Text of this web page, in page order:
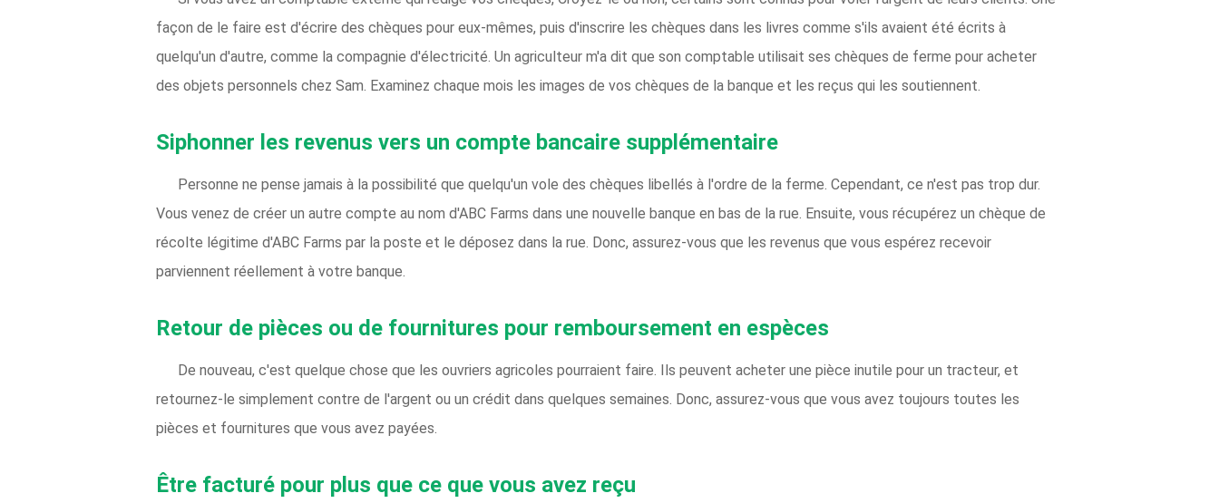
façon de le faire est d'écrire des chèques pour eux-mêmes, puis d'inscrire les chèques dans les livres comme s'ils avaient été écrits à
quelqu'un d'autre, comme la compagnie d'électricité. Un agriculteur m'a dit que son comptable utilisait ses chèques de ferme pour acheter
des objets personnels chez Sam. Examinez chaque mois les images de vos chèques de la banque et les reçus qui les soutiennent.
Siphonner les revenus vers un compte bancaire supplémentaire
Personne ne pense jamais à la possibilité que quelqu'un vole des chèques libellés à l'ordre de la ferme. Cependant, ce n'est pas trop dur.
Vous venez de créer un autre compte au nom d'ABC Farms dans une nouvelle banque en bas de la rue. Ensuite, vous récupérez un chèque de
récolte légitime d'ABC Farms par la poste et le déposez dans la rue. Donc, assurez-vous que les revenus que vous espérez recevoir
parviennent réellement à votre banque.
Retour de pièces ou de fournitures pour remboursement en espèces
De nouveau, c'est quelque chose que les ouvriers agricoles pourraient faire. Ils peuvent acheter une pièce inutile pour un tracteur, et
retournez-le simplement contre de l'argent ou un crédit dans quelques semaines. Donc, assurez-vous que vous avez toujours toutes les
pièces et fournitures que vous avez payées.
Être facturé pour plus que ce que vous avez reçu